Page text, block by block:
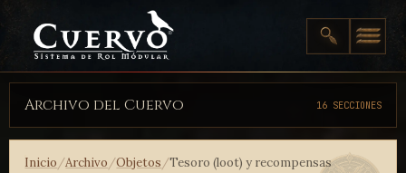
Archivo del Cuervo 16 SECCIONES
Inicio/Archivo/Objetos/Tesoro (loot) y recompensas